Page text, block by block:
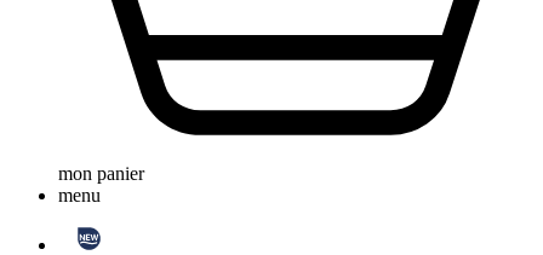
mon panier
menu